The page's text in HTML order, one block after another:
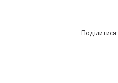
Поділитися: